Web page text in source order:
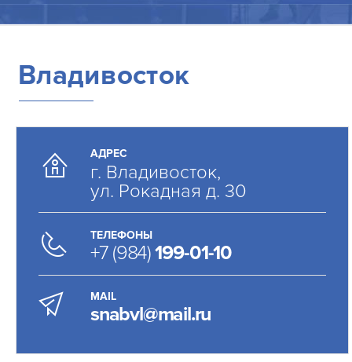
Владивосток
АДРЕС
г. Владивосток,
ул. Рокадная д. 30
ТЕЛЕФОНЫ
+7 (984)199-01-10
MAIL
snabvl@mail.ru